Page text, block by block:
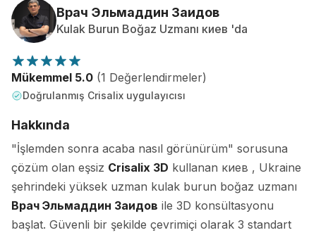
Hasta incelemeleri
Врач Эльмаддин Заидов
Kulak Burun Boğaz Uzmanı киев 'da
Mükemmel 5.0 (1 Değerlendirmeler)
Doğrulanmış Crisalix uygulayıcısı
Hakkında
"İşlemden sonra acaba nasıl görünürüm" sorusuna
çözüm olan eşsiz Crisalix 3D kullanan киев , Ukraine
şehrindeki yüksek uzman kulak burun boğaz uzmanı
Врач Эльмаддин Заидов ile 3D konsültasyonu
başlat. Güvenli bir şekilde çevrimiçi olarak 3 standart